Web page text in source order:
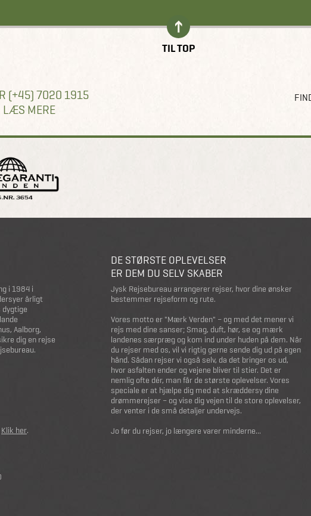
TIL TOP
(+45) 7020 1915
LÆS MERE
i 1984 i
årligt
Aalborg,
dig en rejse
.
Klik her.
DE STØRSTE OPLEVELSER
ER DEM DU SELV SKABER
Jysk Rejsebureau arrangerer rejser, hvor dine ønsker
bestemmer rejseform og rute.
Vores motto er "Mærk Verden" – og med det mener vi
rejs med dine sanser; Smag, duft, hør, se og mærk
landenes særpræg og kom ind under huden på dem. Når
du rejser med os, vil vi rigtig gerne sende dig ud på egen
hånd. Sådan rejser vi også selv, da det bringer os ud,
hvor asfalten ender og vejene bliver til stier. Det er
nemlig ofte dér, man får de største oplevelser. Vores
speciale er at hjælpe dig med at skræddersy dine
drømmerejser – og vise dig vejen til de store oplevelser,
der venter i de små detaljer undervejs.
Jo før du rejser, jo længere varer minderne...